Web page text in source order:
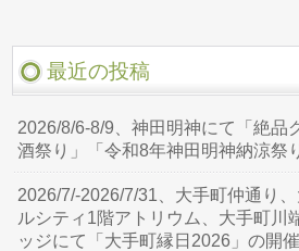
最近の投稿
2026/8/6-8/9、神田明神にて「絶
酒祭り」「令和8年神田明神納涼祭
2026/7/-2026/7/31、大手町仲通り
ルシティ1階アトリウム、大手町川
ッジにて「大手町縁日2026」の開催